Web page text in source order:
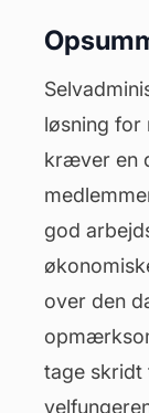
løsning for
kræver en
god
over den
tage skridt